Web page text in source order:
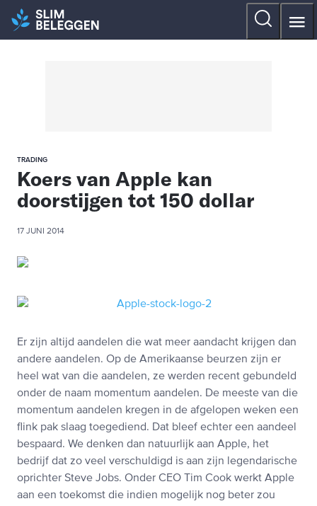
TRADING
Koers van Apple kan
doorstijgen tot 150 dollar
17 JUNI 2014
Er zijn altijd aandelen die wat meer aandacht krijgen dan
andere aandelen. Op de Amerikaanse beurzen zijn er
heel wat van die aandelen, ze werden recent gebundeld
onder de naam momentum aandelen. De meeste van die
momentum aandelen kregen in de afgelopen weken een
flink pak slaag toegediend. Dat bleef echter een aandeel
bespaard. We denken dan natuurlijk aan Apple, het
bedrijf dat zo veel verschuldigd is aan zijn legendarische
oprichter Steve Jobs. Onder CEO Tim Cook werkt Apple
aan een toekomst die indien mogelijk nog beter zou